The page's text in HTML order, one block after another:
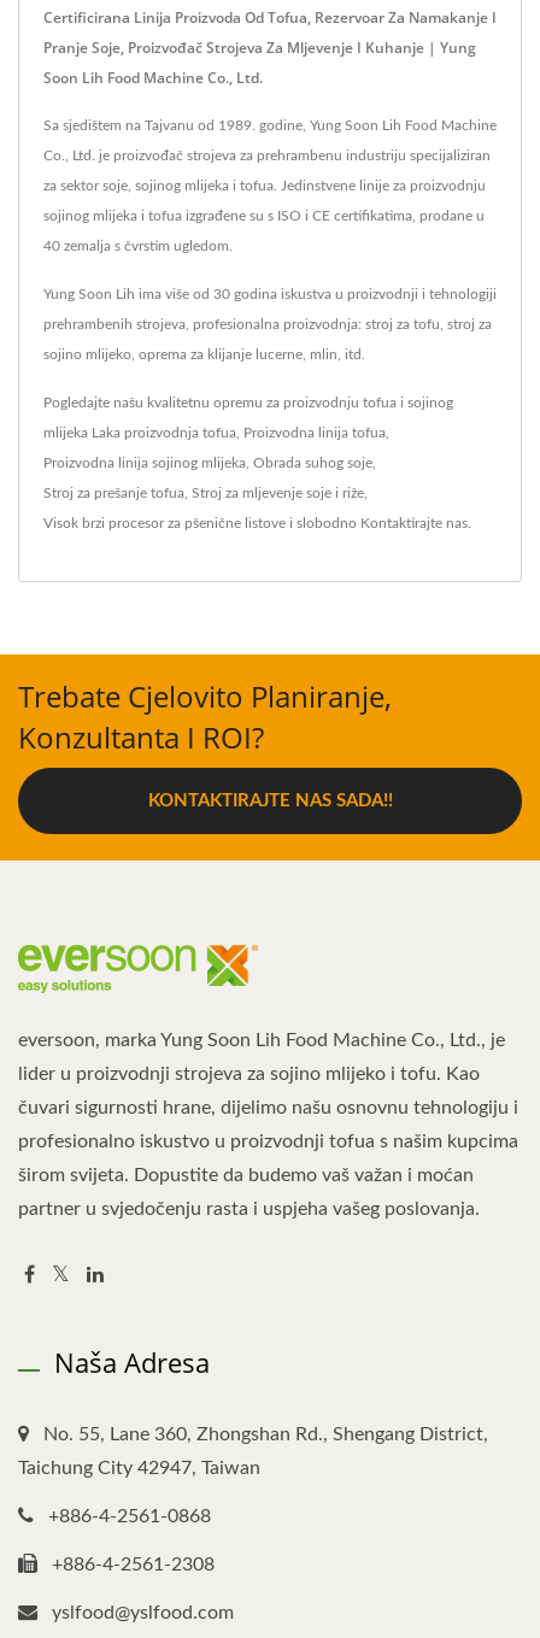
Certificirana Linija Proizvoda Od Tofua, Rezervoar Za Namakanje I
Pranje Soje, Proizvođač Strojeva Za Mljevenje I Kuhanje | Yung
Soon Lih Food Machine Co., Ltd.
Sa sjedištem na Tajvanu od 1989. godine, Yung Soon Lih Food Machine
Co., Ltd. je proizvođač strojeva za prehrambenu industriju specijaliziran
za sektor soje, sojinog mlijeka i tofua. Jedinstvene linije za proizvodnju
sojinog mlijeka i tofua izgrađene su s ISO i CE certifikatima, prodane u
40 zemalja s čvrstim ugledom.
Yung Soon Lih ima više od 30 godina iskustva u proizvodnji i tehnologiji
prehrambenih strojeva, profesionalna proizvodnja: stroj za tofu, stroj za
sojino mlijeko, oprema za klijanje lucerne, mlin, itd.
Pogledajte našu kvalitetnu opremu za proizvodnju tofua i sojinog
mlijeka Laka proizvodnja tofua Proizvodna linija tofua
Proizvodna linija sojinog mlijeka Obrada suhog soje
Stroj za prešanje tofua Stroj za mljevenje soje i riže
Visok brzi procesor za pšenične listove i slobodno Kontaktirajte nas
Trebate Cjelovito Planiranje,
Konzultanta I ROI?
KONTAKTIRAJTE NAS SADA!!
eversoon, marka Yung Soon Lih Food Machine Co., Ltd., je
lider u proizvodnji strojeva za sojino mlijeko i tofu. Kao
čuvari sigurnosti hrane, dijelimo našu osnovnu tehnologiju i
profesionalno iskustvo u proizvodnji tofua s našim kupcima
širom svijeta. Dopustite da budemo vaš važan i moćan
partner u svjedočenju rasta i uspjeha vašeg poslovanja.
Naša Adresa
No. 55, Lane 360, Zhongshan Rd., Shengang District,
Taichung City 42947, Taiwan
+886-4-2561-0868
+886-4-2561-2308
yslfood@yslfood.com